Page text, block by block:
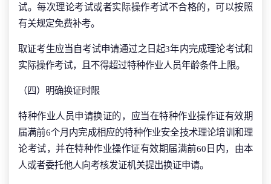
试。每次理论考试或者实际操作考试不合格的，可以按照
有关规定免费补考。
取证考生应当自考试申请通过之日起3年内完成理论考试和
实际操作考试，且不得超过特种作业人员年龄条件上限。
（四）明确换证时限
特种作业人员申请换证的，应当在特种作业操作证有效期
届满前6个月内完成相应的特种作业安全技术理论培训和理
论考试，并在特种作业操作证有效期届满前60日内，由本
人或者委托他人向考核发证机关提出换证申请。